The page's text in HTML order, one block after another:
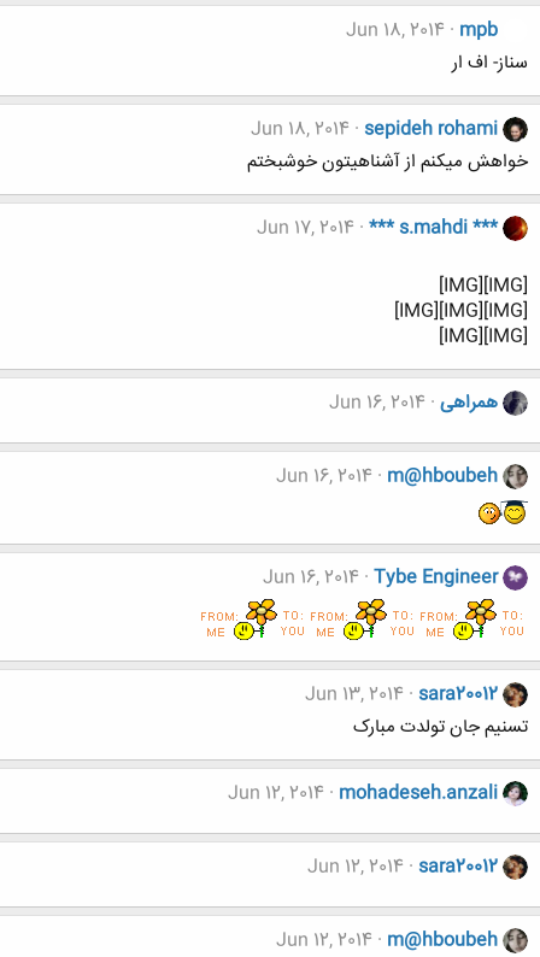
mpb
Jun 18, 2014
سناز- اف ار
sepideh rohami
Jun 18, 2014
خواهش میکنم از آشناهیتون خوشبختم
*** s.mahdi ***
Jun 17, 2014
[IMG][IMG]
[IMG][IMG][IMG]
[IMG][IMG]
همراهی Jun 16, 2014
m@hboubeh
Jun 16, 2014
Tybe Engineer
Jun 16, 2014
sara20012
Jun 13, 2014
تسنیم جان تولدت مبارک
mohadeseh.anzali
Jun 12, 2014
sara20012
Jun 12, 2014
m@hboubeh
Jun 12, 2014